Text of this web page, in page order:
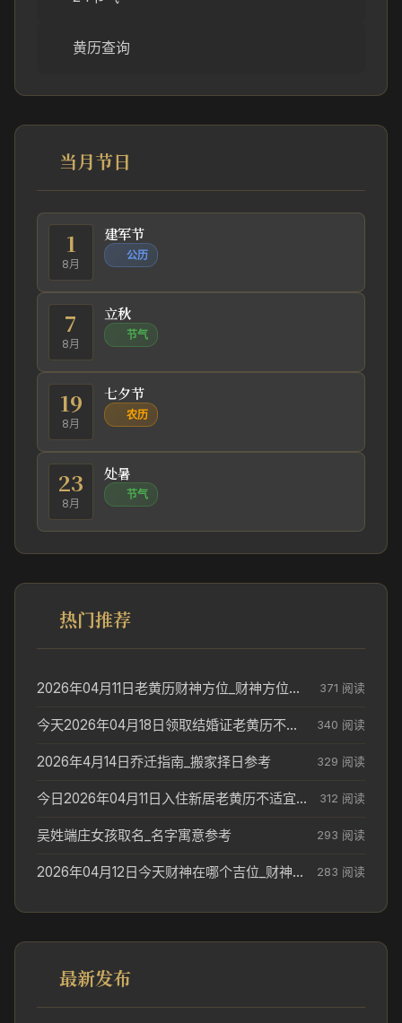
黄历查询
当月节日
1
8月
建军节
公历
7
8月
立秋
节气
19
8月
七夕节
农历
23
8月
处暑
节气
热门推荐
2026年04月11日老黄历财神方位_财神方位与供奉讲究 371 阅读
今天2026年04月18日领取结婚证老黄历不适合吗_领证日期参考 340 阅读
2026年4月14日乔迁指南_搬家择日参考 329 阅读
今日2026年04月11日入住新居老黄历不适宜吗_搬家择日参考 312 阅读
吴姓端庄女孩取名_名字寓意参考 293 阅读
2026年04月12日今天财神在哪个吉位_财神方位参考 283 阅读
最新发布